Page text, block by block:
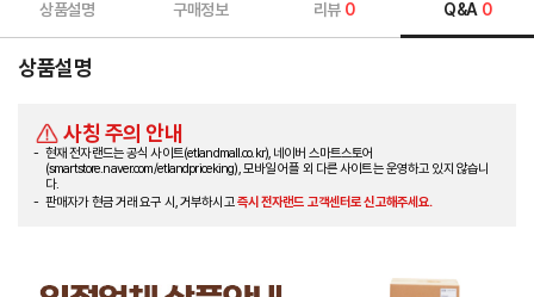
상품설명 구매정보 리뷰 0 Q&A 0
상품설명
사칭 주의 안내
현재 전자랜드는 공식 사이트(etlandmall.co.kr), 네이버 스마트스토어
(smartstore.naver.com/etlandpriceking), 모바일 어플 외 다른 사이트는 운영하고 있지 않습니
다.
판매자가 현금 거래 요구 시, 거부하시고즉시 전자랜드 고객센터로 신고해주세요.